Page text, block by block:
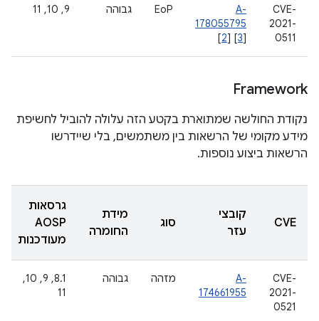
CVE-
2021-
0511
A-
178055795
[2] [3]
EoP גבוהה ‫9, 10, 11
Framework
נקודת החולשה שמתוארת בקטע הזה עלולה להוביל לחשיפת
מידע מקומי של הרשאות בין משתמשים, בלי שיידרשו
הרשאות ביצוע נוספות.
CVE
קובצי
עזר
סוג
מידת
החומרה
גרסאות
AOSP
מעודכנות
CVE-
2021-
0521
A-
174661955
מזהה גבוהה
‫8.1, 9, 10,
11